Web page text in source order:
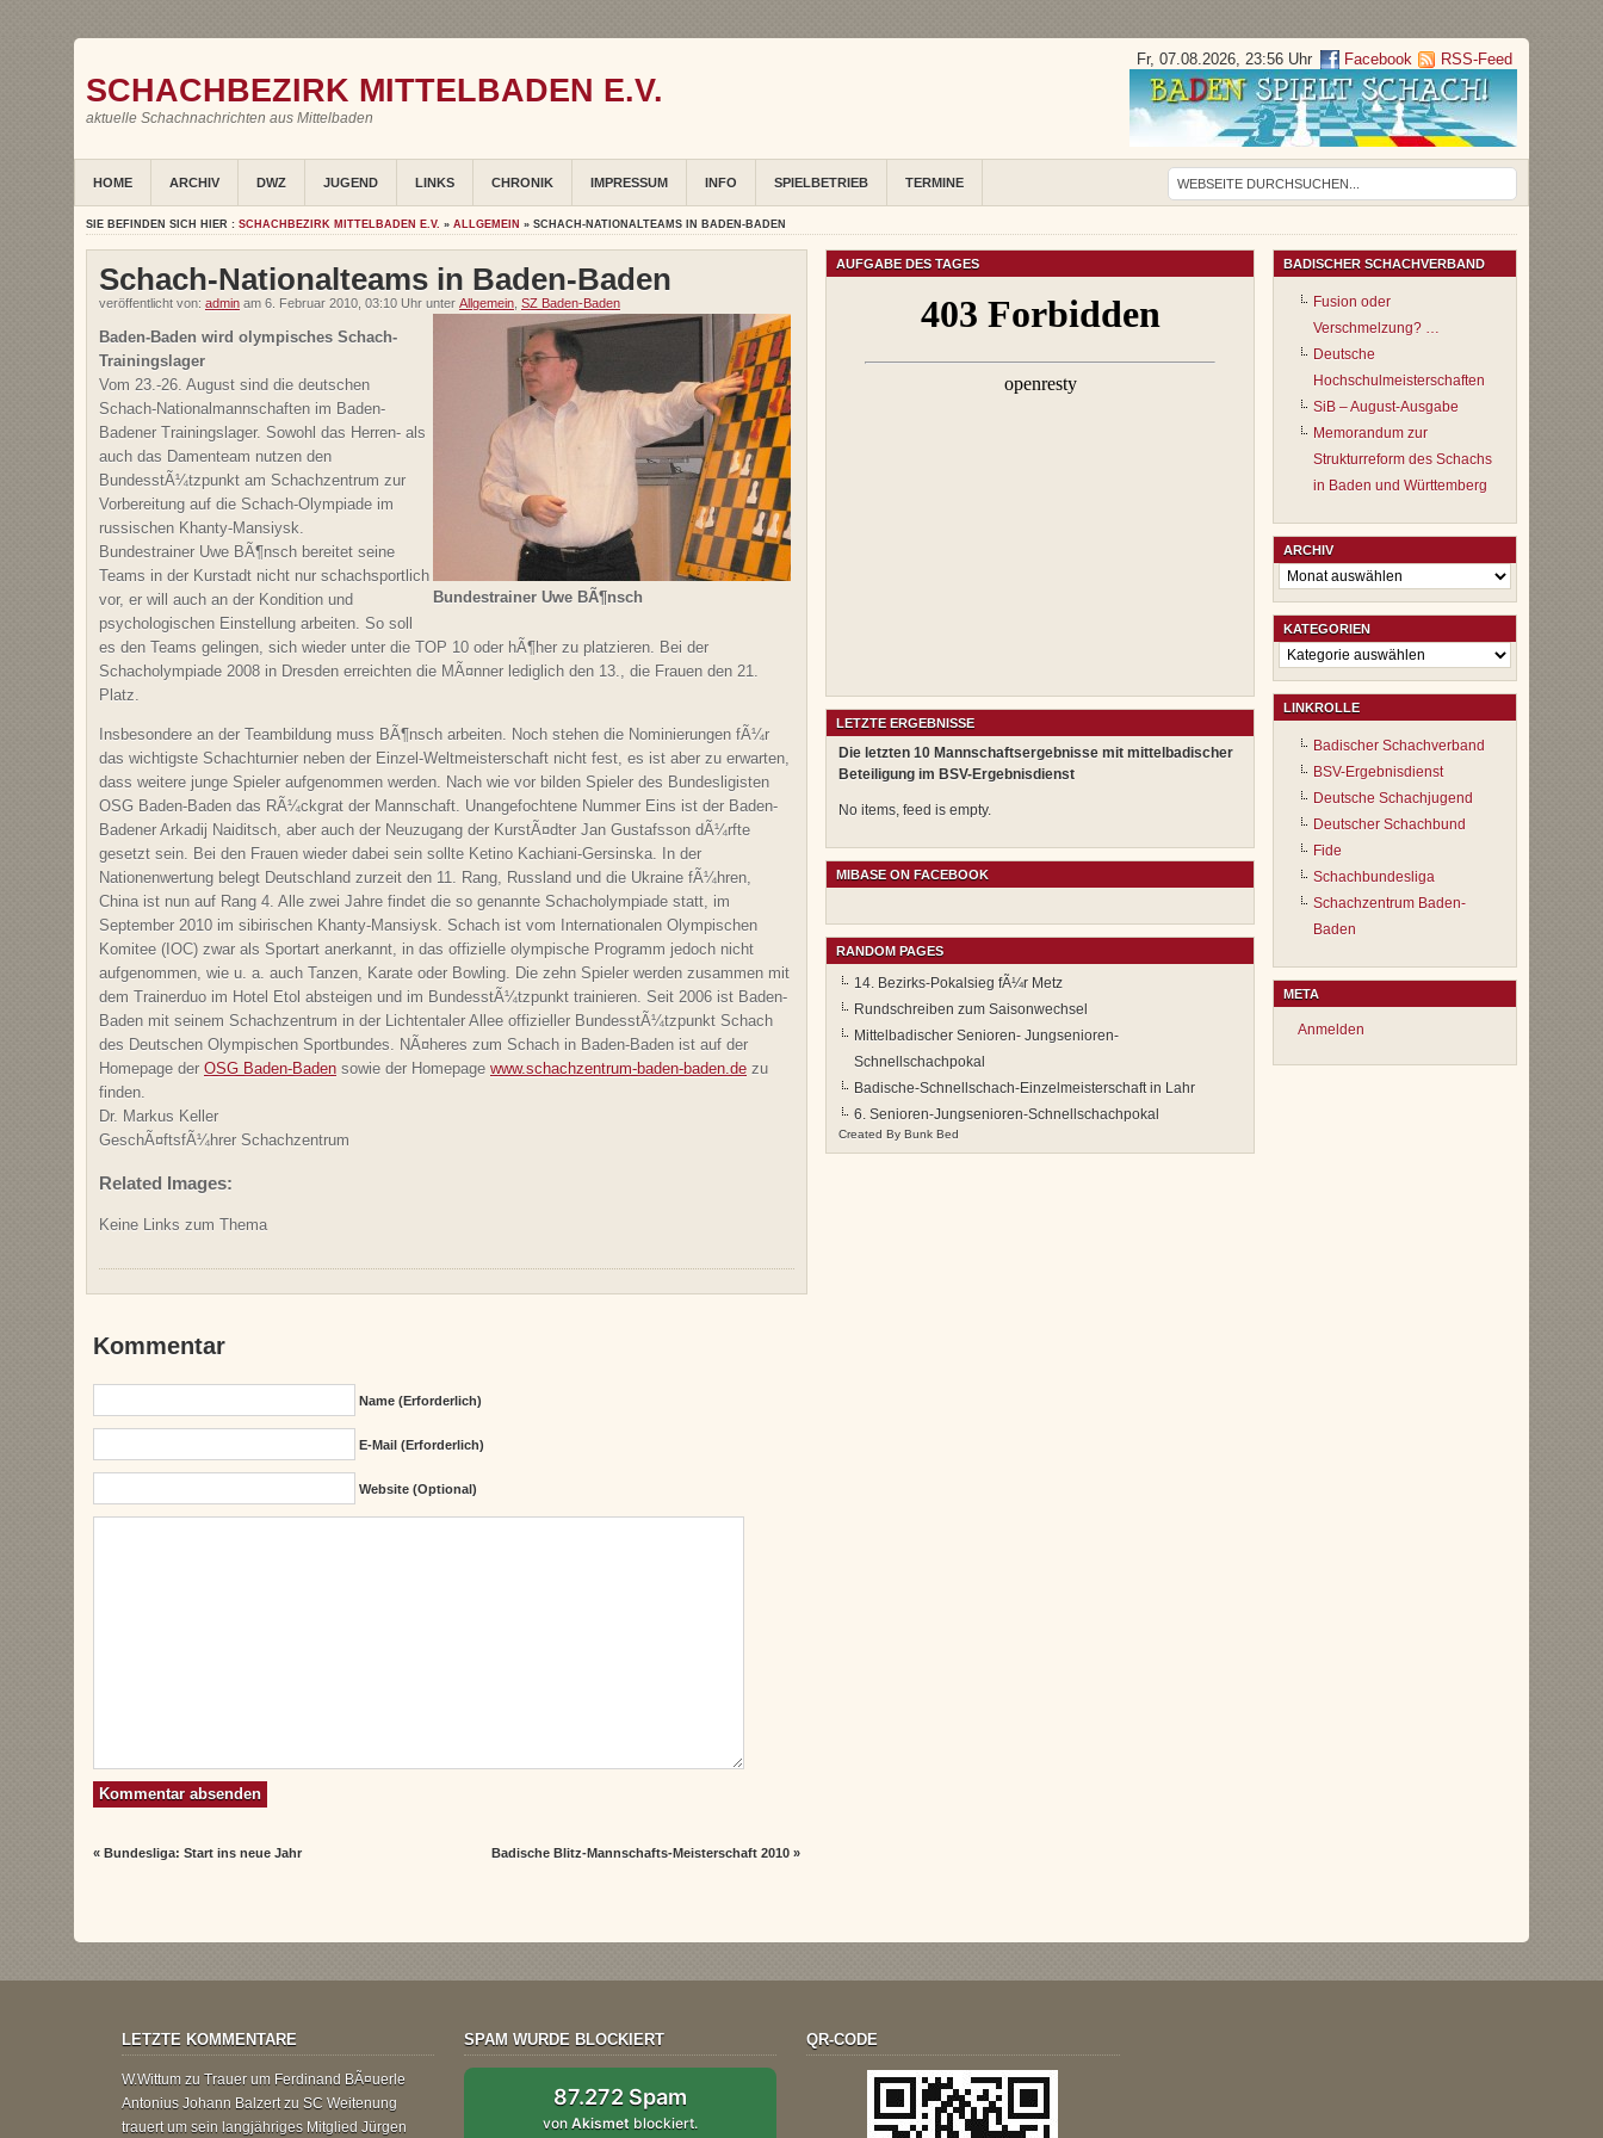
SCHACHBEZIRK MITTELBADEN E.V.
aktuelle Schachnachrichten aus Mittelbaden
Fr, 07.08.2026, 23:56 Uhr Facebook RSS-Feed
HOME ARCHIV DWZ JUGEND LINKS CHRONIK IMPRESSUM INFO SPIELBETRIEB TERMINE
SIE BEFINDEN SICH HIER : SCHACHBEZIRK MITTELBADEN E.V. » ALLGEMEIN » SCHACH-NATIONALTEAMS IN BADEN-BADEN
Schach-Nationalteams in Baden-Baden
veröffentlicht von: admin am 6. Februar 2010, 03:10 Uhr unter Allgemein, SZ Baden-Baden
Bundestrainer Uwe BÃ¶nsch
Baden-Baden wird olympisches Schach-
Trainingslager
Vom 23.-26. August sind die deutschen
Schach-Nationalmannschaften im Baden-
Badener Trainingslager. Sowohl das Herren- als
auch das Damenteam nutzen den
BundesstÃ¼tzpunkt am Schachzentrum zur
Vorbereitung auf die Schach-Olympiade im
russischen Khanty-Mansiysk.
Bundestrainer Uwe BÃ¶nsch bereitet seine
Teams in der Kurstadt nicht nur schachsportlich
vor, er will auch an der Kondition und
psychologischen Einstellung arbeiten. So soll
es den Teams gelingen, sich wieder unter die TOP 10 oder hÃ¶her zu platzieren. Bei der
Schacholympiade 2008 in Dresden erreichten die MÃ¤nner lediglich den 13., die Frauen den 21.
Platz.
Insbesondere an der Teambildung muss BÃ¶nsch arbeiten. Noch stehen die Nominierungen fÃ¼r
das wichtigste Schachturnier neben der Einzel-Weltmeisterschaft nicht fest, es ist aber zu erwarten,
dass weitere junge Spieler aufgenommen werden. Nach wie vor bilden Spieler des Bundesligisten
OSG Baden-Baden das RÃ¼ckgrat der Mannschaft. Unangefochtene Nummer Eins ist der Baden-
Badener Arkadij Naiditsch, aber auch der Neuzugang der KurstÃ¤dter Jan Gustafsson dÃ¼rfte
gesetzt sein. Bei den Frauen wieder dabei sein sollte Ketino Kachiani-Gersinska. In der
Nationenwertung belegt Deutschland zurzeit den 11. Rang, Russland und die Ukraine fÃ¼hren,
China ist nun auf Rang 4. Alle zwei Jahre findet die so genannte Schacholympiade statt, im
September 2010 im sibirischen Khanty-Mansiysk. Schach ist vom Internationalen Olympischen
Komitee (IOC) zwar als Sportart anerkannt, in das offizielle olympische Programm jedoch nicht
aufgenommen, wie u. a. auch Tanzen, Karate oder Bowling. Die zehn Spieler werden zusammen mit
dem Trainerduo im Hotel Etol absteigen und im BundesstÃ¼tzpunkt trainieren. Seit 2006 ist Baden-
Baden mit seinem Schachzentrum in der Lichtentaler Allee offizieller BundesstÃ¼tzpunkt Schach
des Deutschen Olympischen Sportbundes. NÃ¤heres zum Schach in Baden-Baden ist auf der
Homepage der OSG Baden-Baden sowie der Homepage www.schachzentrum-baden-baden.de zu
finden.
Dr. Markus Keller
GeschÃ¤ftsfÃ¼hrer Schachzentrum
Related Images:
Keine Links zum Thema
Kommentar
Name (erforderlich)
E-Mail (erforderlich)
Website (Optional)
«Bundesliga: Start ins neue Jahr Badische Blitz-Mannschafts-Meisterschaft 2010»
AUFGABE DES TAGES
LETZTE ERGEBNISSE
Die letzten 10 Mannschaftsergebnisse mit mittelbadischer
Beteiligung im BSV-Ergebnisdienst
No items, feed is empty.
MIBASE ON FACEBOOK
RANDOM PAGES
14. Bezirks-Pokalsieg fÃ¼r Metz
Rundschreiben zum Saisonwechsel
Mittelbadischer Senioren- Jungsenioren-
Schnellschachpokal
Badische-Schnellschach-Einzelmeisterschaft in Lahr
6. Senioren-Jungsenioren-Schnellschachpokal
Created By Bunk Bed
BADISCHER SCHACHVERBAND
Fusion oder
Verschmelzung? …
Deutsche
Hochschulmeisterschaften
SiB – August-Ausgabe
Memorandum zur
Strukturreform des Schachs
in Baden und Württemberg
ARCHIV
Archiv
KATEGORIEN
Kategorien
LINKROLLE
Badischer Schachverband
BSV-Ergebnisdienst
Deutsche Schachjugend
Deutscher Schachbund
Fide
Schachbundesliga
Schachzentrum Baden-
Baden
META
Anmelden
LETZTE KOMMENTARE
W.Wittum zu Trauer um Ferdinand BÃ¤uerle
Antonius Johann Balzertzu SC Weitenung
trauert um sein langjähriges Mitglied Jürgen
SPAM WURDE BLOCKIERT
87.272 Spam
vonAkismet blockiert.
QR-CODE